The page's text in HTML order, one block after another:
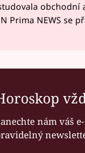
obchodní
Prima NEWS se
nám váš